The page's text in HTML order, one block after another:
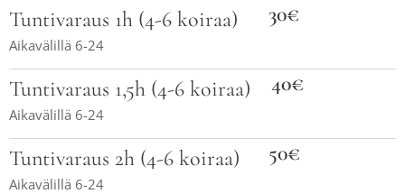
Tuntivaraus 1h (4-6 koiraa)
Aikavälillä 6-24
30€
Tuntivaraus 1,5h (4-6 koiraa)
Aikavälillä 6-24
40€
Tuntivaraus 2h (4-6 koiraa)
Aikavälillä 6-24
50€